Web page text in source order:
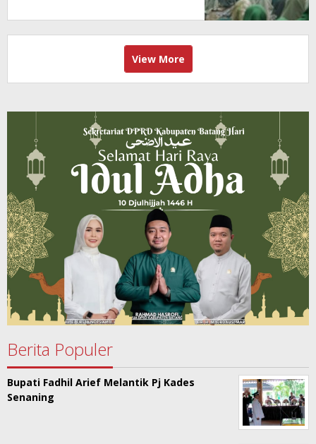
View More
Berita Populer
Bupati Fadhil Arief Melantik Pj Kades
Senaning